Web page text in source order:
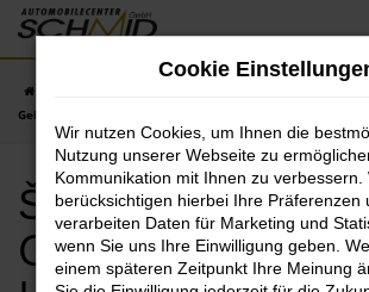
Zum
Hauptinhalt
Gebrauchtwagen mit Lieferservice nach Ingolstadt
Škoda Karoq
Cookie
Wir nutzen Cookies, um Ihnen die
Nutzung unserer Webseite zu
Kommunikation mit Ihnen zu verbessern.
berücksichtigen hierbei Ihre Präferenzen
verarbeiten Daten für Marketing und
wenn Sie uns Ihre Einwilligung geben.
einem späteren Zeitpunkt Ihre Meinung